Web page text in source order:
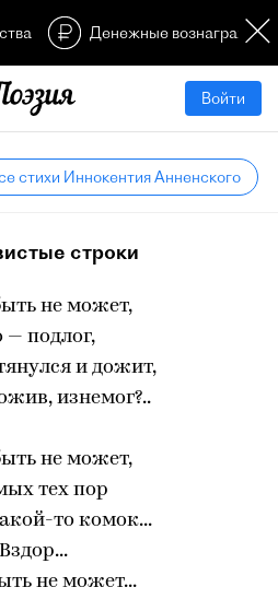
Денежные
Войти
стихи Иннокентия Анненского
строки
не может,
— подлог,
и дожит,
изнемог?..
не может,
тех пор
то комок...
Вздор...
не может...